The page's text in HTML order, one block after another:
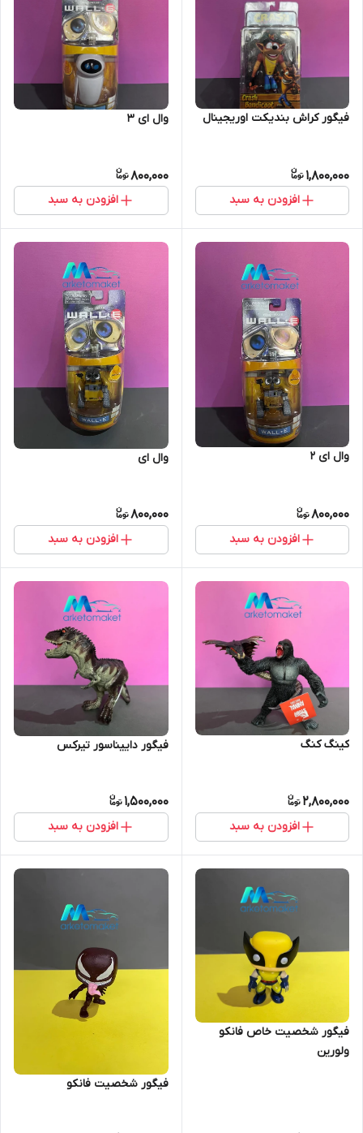
فیگور کراش بندیکت اوریجینال
1,800,000
افزودن به سبد
وال ای ۳
800,000
افزودن به سبد
وال ای ۲
800,000
افزودن به سبد
وال ای
800,000
افزودن به سبد
کینگ کنگ
2,800,000
افزودن به سبد
فیگور داییناسور تیرکس
1,500,000
افزودن به سبد
فیگور شخصیت خاص فانکو
ولورین
فیگور شخصیت فانکو